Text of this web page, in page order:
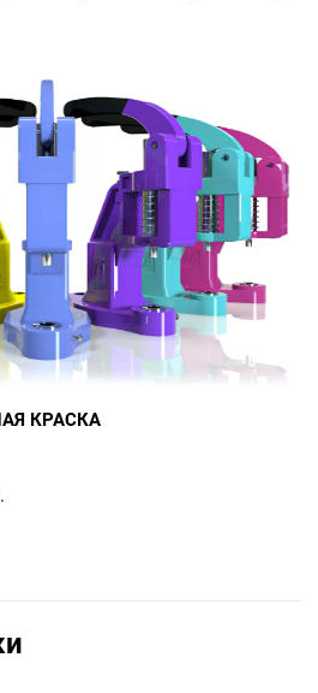
КРАСКА